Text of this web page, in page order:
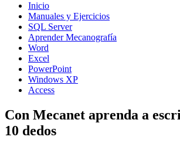
Inicio
Manuales y Ejercicios
SQL Server
Aprender Mecanografía
Word
Excel
PowerPoint
Windows XP
Access
Con Mecanet aprenda a
10 dedos